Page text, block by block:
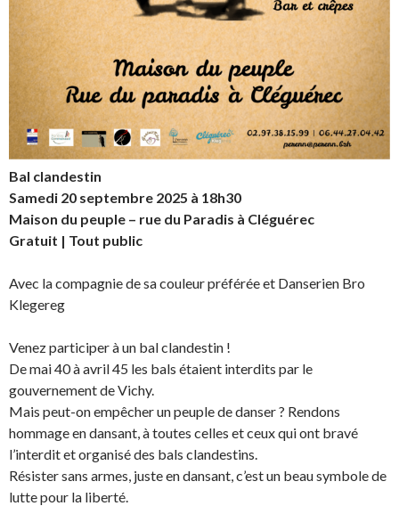
Bal clandestin
Samedi 20 septembre 2025 à 18h30
Maison du peuple – rue du Paradis à Cléguérec
Gratuit | Tout public
Avec la compagnie de sa couleur préférée et Danserien Bro
Klegereg
Venez participer à un bal clandestin !
De mai 40 à avril 45 les bals étaient interdits par le
gouvernement de Vichy.
Mais peut-on empêcher un peuple de danser ? Rendons
hommage en dansant, à toutes celles et ceux qui ont bravé
l’interdit et organisé des bals clandestins.
Résister sans armes, juste en dansant, c’est un beau symbole de
lutte pour la liberté.